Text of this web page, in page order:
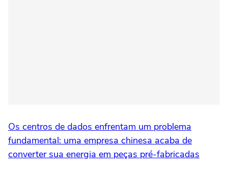
Os centros de dados enfrentam um problema
fundamental: uma empresa chinesa acaba de
converter sua energia em peças pré-fabricadas